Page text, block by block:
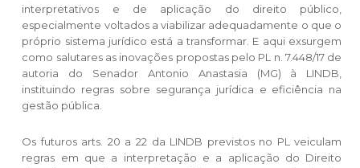
interpretativos e de aplicação do direito público,
especialmente voltados a viabilizar adequadamente o que o
próprio sistema jurídico está a transformar. E aqui exsurgem
como salutares as inovações propostas pelo PL n. 7.448/17 de
autoria do Senador Antonio Anastasia (MG) à LINDB,
instituindo regras sobre segurança jurídica e eficiência na
gestão pública.
Os futuros arts. 20 a 22 da LINDB previstos no PL veiculam
regras em que a interpretação e a aplicação do Direito